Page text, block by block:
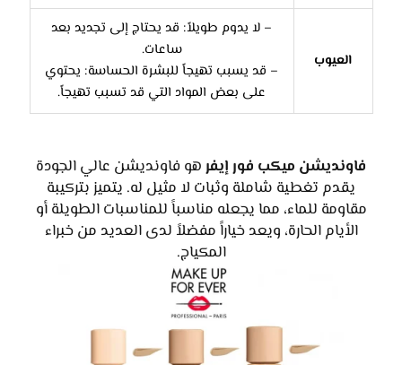
العيوب
– لا يدوم طويلاً: قد يحتاج إلى تجديد بعد
ساعات.
– قد يسبب تهيجاً للبشرة الحساسة: يحتوي
على بعض المواد التي قد تسبب تهيجاً.
فاونديشن ميكب فور إيفرهو فاونديشن عالي الجودة
يقدم تغطية شاملة وثبات لا مثيل له. يتميز بتركيبة
مقاومة للماء، مما يجعله مناسباً للمناسبات الطويلة أو
الأيام الحارة، ويعد خياراً مفضلاً لدى العديد من خبراء
المكياج.